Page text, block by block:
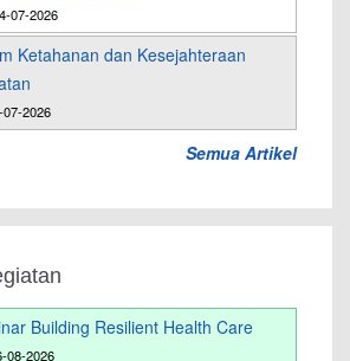
07-2026
Ketahanan dan Kesejahteraan
07-2026
Semua Artikel
Building Resilient Health Care
08-2026